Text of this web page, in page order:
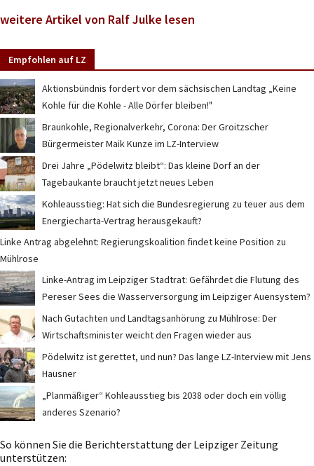
weitere Artikel von Ralf Julke lesen
Empfohlen auf LZ
Aktionsbündnis fordert vor dem sächsischen Landtag „Keine
Kohle für die Kohle - Alle Dörfer bleiben!"
Braunkohle, Regionalverkehr, Corona: Der Groitzscher
Bürgermeister Maik Kunze im LZ-Interview
Drei Jahre „Pödelwitz bleibt“: Das kleine Dorf an der
Tagebaukante braucht jetzt neues Leben
Kohleausstieg: Hat sich die Bundesregierung zu teuer aus dem
Energiecharta-Vertrag herausgekauft?
Linke Antrag abgelehnt: Regierungskoalition findet keine Position zu
Mühlrose
Linke-Antrag im Leipziger Stadtrat: Gefährdet die Flutung des
Pereser Sees die Wasserversorgung im Leipziger Auensystem?
Nach Gutachten und Landtagsanhörung zu Mühlrose: Der
Wirtschaftsminister weicht den Fragen wieder aus
Pödelwitz ist gerettet, und nun? Das lange LZ-Interview mit Jens
Hausner
„Planmäßiger“ Kohleausstieg bis 2038 oder doch ein völlig
anderes Szenario?
So können Sie die Berichterstattung der Leipziger Zeitung
unterstützen: